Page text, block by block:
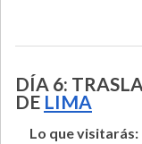
DÍA 6:
DE LIMA
Lo que visitarás: